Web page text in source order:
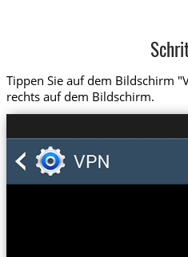
Tippen Sie auf dem Bildschirm
rechts auf dem Bildschirm.